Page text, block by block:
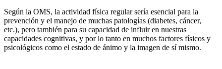
Según la OMS, la actividad física regular sería esencial para la
prevención y el manejo de muchas patologías (diabetes, cáncer,
etc.), pero también para su capacidad de influir en nuestras
capacidades cognitivas, y por lo tanto en muchos factores físicos y
psicológicos como el estado de ánimo y la imagen de sí mismo.